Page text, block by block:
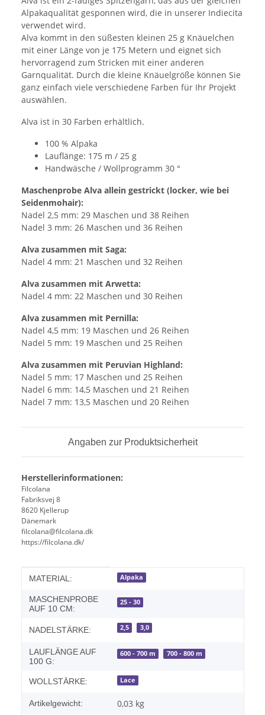
Alpakaqualität gesponnen wird, die in unserer Indiecita
verwendet wird.
Alva kommt in den süßesten kleinen 25 g Knäuelchen
mit einer Länge von je 175 Metern und eignet sich
hervorragend zum Stricken mit einer anderen
Garnqualität. Durch die kleine Knäuelgröße können Sie
ganz einfach viele verschiedene Farben für Ihr Projekt
auswählen.
Alva ist in 30 Farben erhältlich.
100 % Alpaka
Lauflänge: 175 m / 25 g
Handwäsche / Wollprogramm 30 °
Maschenprobe Alva allein gestrickt (locker, wie bei
Seidenmohair):
Nadel 2,5 mm: 29 Maschen und 38 Reihen
Nadel 3 mm: 26 Maschen und 36 Reihen
Alva zusammen mit Saga:
Nadel 4 mm: 21 Maschen und 32 Reihen
Alva zusammen mit Arwetta:
Nadel 4 mm: 22 Maschen und 30 Reihen
Alva zusammen mit Pernilla:
Nadel 4,5 mm: 19 Maschen und 26 Reihen
Nadel 5 mm: 19 Maschen und 25 Reihen
Alva zusammen mit Peruvian Highland:
Nadel 5 mm: 17 Maschen und 25 Reihen
Nadel 6 mm: 14,5 Maschen und 21 Reihen
Nadel 7 mm: 13,5 Maschen und 20 Reihen
Angaben zur Produktsicherheit
Herstellerinformationen:
Filcolana
Fabriksvej 8
8620 Kjellerup
Dänemark
filcolana@filcolana.dk
https://filcolana.dk/
Produkteigenschaft
Wert
MATERIAL: Alpaka
MASCHENPROBE
AUF 10 CM:
25 - 30
NADELSTÄRKE: 2,5 3,0
LAUFLÄNGE AUF
100 G:
600 - 700 m 700 - 800 m
WOLLSTÄRKE: Lace
Artikelgewicht: 0,03 kg